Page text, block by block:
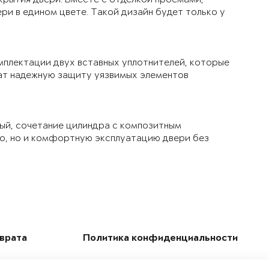
в едином цвете. Такой дизайн будет только у
двух вставных уплотнителей, которые
надежную защиту уязвимых элементов
сочетание цилиндра с композитным
но и комфортную эксплуатацию двери без
Политика конфиденциальности